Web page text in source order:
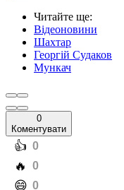
Читайте ще:
Відеоновини
Шахтар
Георгій Судаков
Мункач
0
Коментувати
️👍 0
️🔥 0
️😄 0